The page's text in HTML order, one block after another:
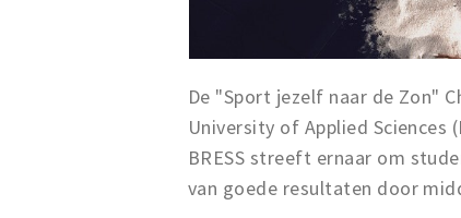
De "Sport jezelf naar de Zon"
University of Applied Sciences
BRESS streeft ernaar om
van goede resultaten door